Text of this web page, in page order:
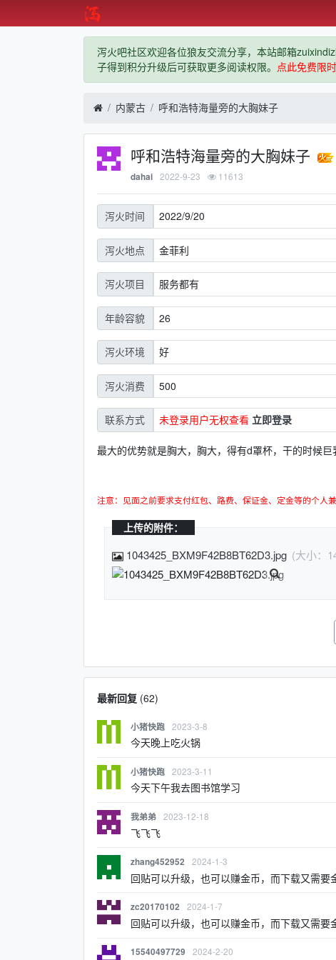
泻火吧社区欢迎各位狼友交流分享，本站邮箱
子得到积分升级后可获取更多阅读权限。 点此免费限
内蒙古 呼和浩特海量旁的大胸妹子
呼和浩特海量旁的大胸妹子
dahai 2022-9-23 11613
泻火时间 2022/9/20
泻火地点 金菲利
泻火项目 服务都有
年龄容貌 26
泻火环境 好
泻火消费 500
联系方式 未登录用户无权查看 立即登录
最大的优势就是胸大，胸大，得有d罩杯，干的时候
注意：见面之前要求支付红包、路费、保证金、定金等的个人
上传的附件：
1043425_BXM9F42B8BT62D3.jpg (大小：
最新回复(62)
小猪快跑 2023-3-8
今天晚上吃火锅
小猪快跑 2023-3-11
今天下午我去图书馆学习
我弟弟 2023-12-18
飞飞飞
zhang452952 2024-1-3
回贴可以升级，也可以赚金币，而下载又需要
zc20170102 2024-1-7
回贴可以升级，也可以赚金币，而下载又需要
15540497729 2024-2-20